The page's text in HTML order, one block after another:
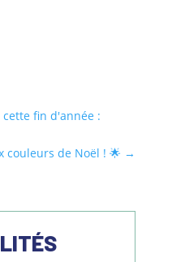
fin d'année :
couleurs de Noël ! 🌟 →